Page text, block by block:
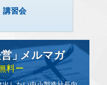
講習会
」 メルマガ
料ー